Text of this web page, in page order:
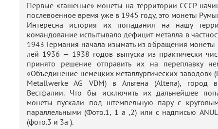
Первые «гашеные» монеты на территории СССР
послевоенное время уже в 1945 году, это монеты
Интересна история их попадания на нашу
командование испытывало дефицит металла в
1943 Германия начала изымать из обращения
лей 1936 — 1938 годов выпуска из практически
принято решение отправить их на переплавку
«Объединение немецких металлургических заводов»
Metallwerke AG VDM) в Альтена (Altena), город
Вестфалии. Что бы исключить их дальнейшее
монеты пускали под штемпельную пару с
параллельными (Фото.1, 1 а ,2) или с надписью
(фото.3 и 3а ).